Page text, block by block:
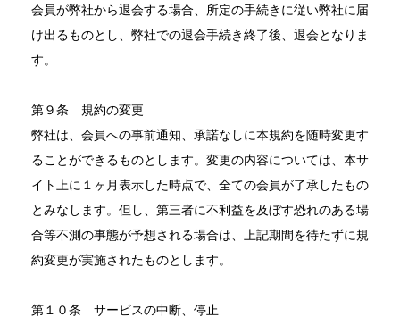
会員が弊社から退会する場合、所定の手続きに従い弊社に届
け出るものとし、弊社での退会手続き終了後、退会となりま
す。
第９条 規約の変更
弊社は、会員への事前通知、承諾なしに本規約を随時変更す
ることができるものとします。変更の内容については、本サ
イト上に１ヶ月表示した時点で、全ての会員が了承したもの
とみなします。但し、第三者に不利益を及ぼす恐れのある場
合等不測の事態が予想される場合は、上記期間を待たずに規
約変更が実施されたものとします。
第１０条 サービスの中断、停止